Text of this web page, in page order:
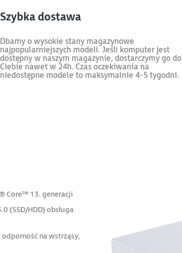
Szybka dostawa
Dbamy o wysokie stany magazynowe
najpopularniejszych modeli. Jeśli komputer jest
dostępny w naszym magazynie, dostarczymy go do
Ciebie nawet w 24h. Czas oczekiwania na
niedostępne modele to maksymalnie 4-5 tygodni.
Core™ 13. generacji
(SSD/HDD) obsługa
na wstrząsy,